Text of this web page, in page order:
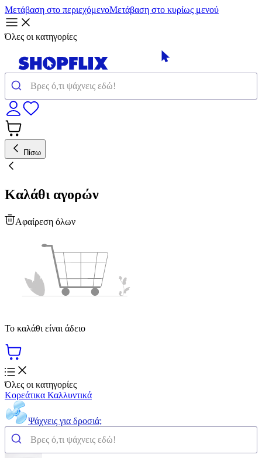
Μετάβαση στο περιεχόμενοΜετάβαση στο κυρίως μενού
Όλες οι κατηγορίες
Πίσω
Καλάθι αγορών
Αφαίρεση όλων
Το καλάθι είναι άδειο
Όλες οι κατηγορίες
Κορεάτικα Καλλυντικά
Ψάχνεις για δροσιά;